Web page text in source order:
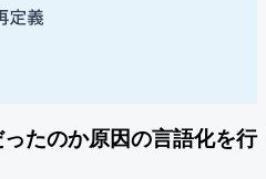
たのか原因の言語化を行